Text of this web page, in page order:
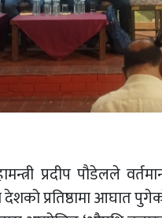
प्रदीप पौडेलले
देशको प्रतिष्ठामा आघात